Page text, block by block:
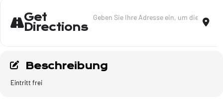
Get
Directions
Beschreibung
Eintritt frei